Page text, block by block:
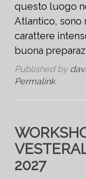
questo luogo
Atlantico,
carattere
buona
Published by
Permalink
2027